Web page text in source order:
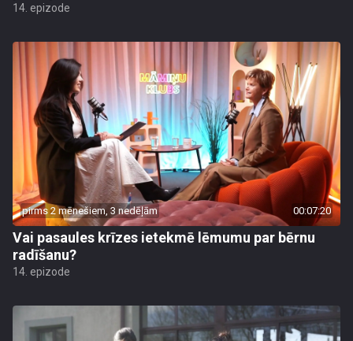
14. epizode
pirms 2 mēnešiem, 3 nedēļām 00:07:20
Vai pasaules krīzes ietekmē lēmumu par bērnu
radīšanu?
14. epizode